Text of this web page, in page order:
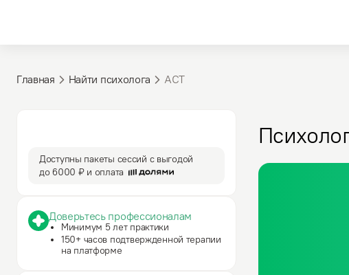
Главная Найти психолога АСТ
Доступны пакеты сессий с выгодой
до6000 ₽и оплата
Доверьтесь профессионалам
Минимум 5 лет практики
150+ часов подтвержденной терапии
на платформе